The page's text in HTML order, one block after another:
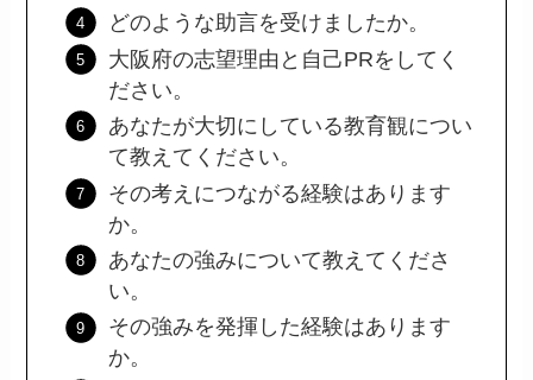
どのような助言を受けましたか。
大阪府の志望理由と自己PRをしてく
ださい。
あなたが大切にしている教育観につい
て教えてください。
その考えにつながる経験はあります
か。
あなたの強みについて教えてくださ
い。
その強みを発揮した経験はあります
か。